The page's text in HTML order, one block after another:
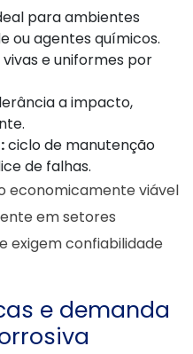
para ambientes
ou agentes químicos.
e uniformes por
a impacto,
ciclo de manutenção
de falhas.
economicamente viável
em setores
exigem confiabilidade
e demanda